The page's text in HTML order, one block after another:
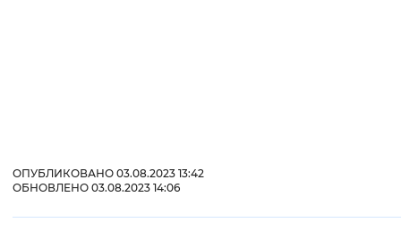
ОПУБЛИКОВАНО 03.08.2023 13:42
ОБНОВЛЕНО 03.08.2023 14:06